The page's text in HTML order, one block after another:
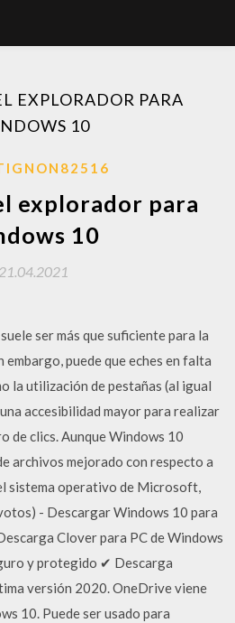
EXPLORADOR PARA
10
explorador para
10
21.04.2021
ser más que suficiente para la
puede que eches en falta
la utilización de pestañas (al igual
accesibilidad mayor para realizar
de clics. Aunque Windows 10
archivos mejorado con respecto a
sistema operativo de Microsoft,
- Descargar Windows 10 para
Clover para PC de Windows
y protegido ✔ Descarga
versión 2020. OneDrive viene
10. Puede ser usado para